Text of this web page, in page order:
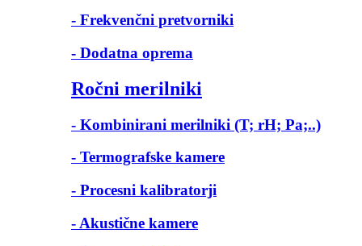
- Frekvenčni pretvorniki
- Dodatna oprema
Ročni merilniki
- Kombinirani merilniki (T; rH; Pa;..)
- Termografske kamere
- Procesni kalibratorji
- Akustične kamere